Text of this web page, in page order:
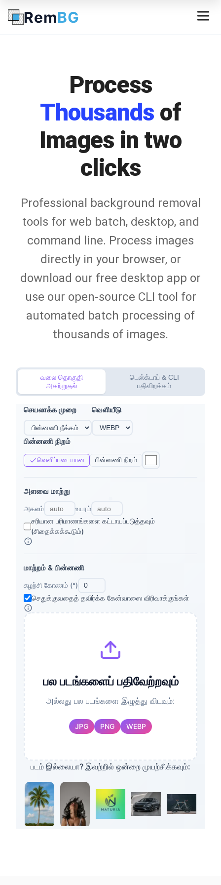
RemBG
Process
Thousands of
Images in two
clicks
Professional background removal
tools for web batch, desktop, and
command line. Process images
directly in your browser, or
download our free desktop app or
use our open-source CLI tool for
automated batch processing of
thousands of images.
வலை தொகுதி
அகற்றுதல்
டெஸ்க்டாப் & CLI
பதிவிறக்கம்
செயலாக்க முறை வெளியீடு
பின்னணி நிறம்
வெளிப்படையான பின்னணி நிறம்
அளவை மாற்று
அகலம்
உயரம்
சரியான பரிமாணங்களை கட்டாயப்படுத்தவும்
(சிதைக்கக்கூடும்)
மாற்றம் & பின்னணி
சுழற்சி கோணம் (°)
செதுக்குவதைத் தவிர்க்க கேன்வாஸை விரிவாக்குங்கள்
பல படங்களைப் பதிவேற்றவும்
அல்லது பல படங்களை இழுத்து விடவும்:
JPG PNG WEBP
படம் இல்லையா? இவற்றில் ஒன்றை முயற்சிக்கவும்: